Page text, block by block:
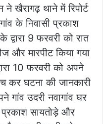
ने खैरागढ़ थाने में रिपोर्ट
के निवासी प्रकाश
9 फरवरी को रात
और मारपीट किया गया
10 फरवरी को अपने
कर घटना की जानकारी
गांव उदरी नवागांव घर
प्रकाश सायतोड़े और